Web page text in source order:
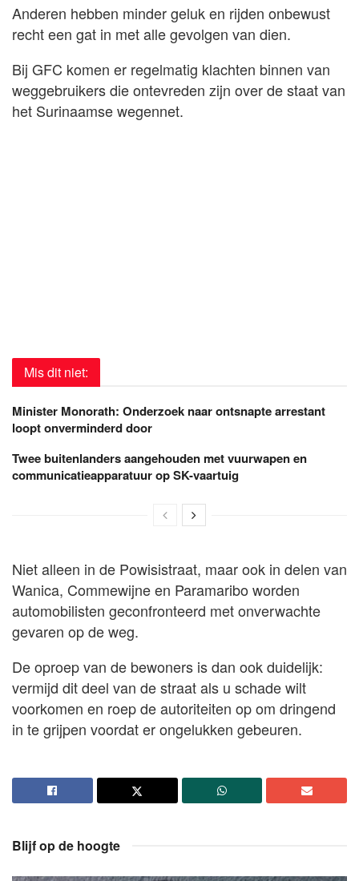
Anderen hebben minder geluk en rijden onbewust
recht een gat in met alle gevolgen van dien.
Bij GFC komen er regelmatig klachten binnen van
weggebruikers die ontevreden zijn over de staat van
het Surinaamse wegennet.
Mis dit niet:
Minister Monorath: Onderzoek naar ontsnapte arrestant
loopt onverminderd door
Twee buitenlanders aangehouden met vuurwapen en
communicatieapparatuur op SK-vaartuig
Niet alleen in de Powisistraat, maar ook in delen van
Wanica, Commewijne en Paramaribo worden
automobilisten geconfronteerd met onverwachte
gevaren op de weg.
De oproep van de bewoners is dan ook duidelijk:
vermijd dit deel van de straat als u schade wilt
voorkomen en roep de autoriteiten op om dringend
in te grijpen voordat er ongelukken gebeuren.
Blijf op de hoogte